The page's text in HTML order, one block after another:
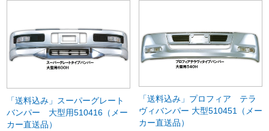
「送料込み」スーパーグレート
バンパー 大型用510416（メー
カー直送品）
「送料込み」プロフィア テラ
ヴィバンパー 大型510451（メー
カー直送品）